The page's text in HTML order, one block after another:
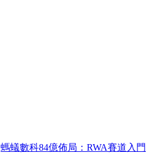
螞蟻數科84億佈局：RWA賽道入門